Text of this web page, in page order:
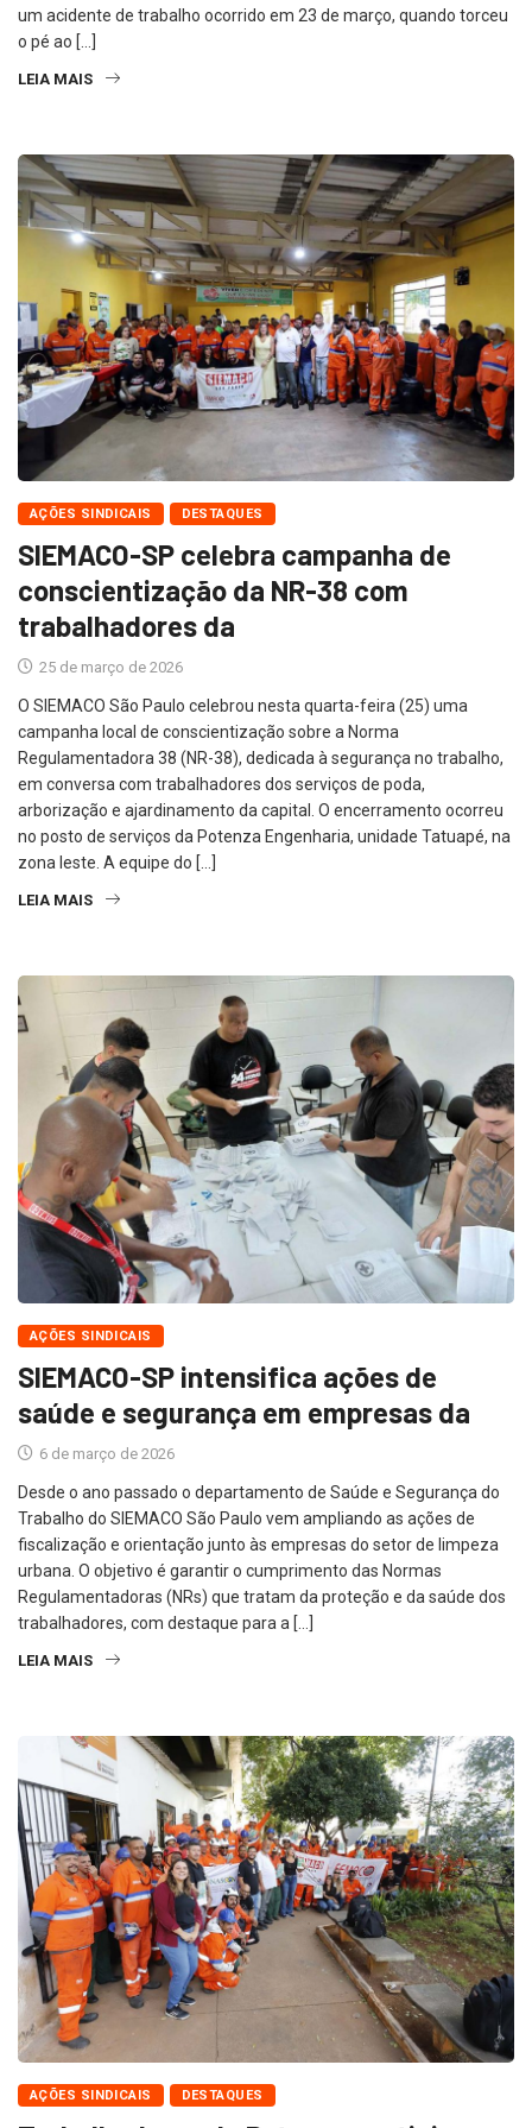
um acidente de trabalho ocorrido em 23 de março, quando torceu
o pé ao […]
LEIA MAIS
AÇÕES SINDICAIS DESTAQUES
SIEMACO-SP celebra campanha de
conscientização da NR-38 com
trabalhadores da
25 de março de 2026
O SIEMACO São Paulo celebrou nesta quarta-feira (25) uma
campanha local de conscientização sobre a Norma
Regulamentadora 38 (NR-38), dedicada à segurança no trabalho,
em conversa com trabalhadores dos serviços de poda,
arborização e ajardinamento da capital. O encerramento ocorreu
no posto de serviços da Potenza Engenharia, unidade Tatuapé, na
zona leste. A equipe do […]
LEIA MAIS
AÇÕES SINDICAIS
SIEMACO-SP intensifica ações de
saúde e segurança em empresas da
6 de março de 2026
Desde o ano passado o departamento de Saúde e Segurança do
Trabalho do SIEMACO São Paulo vem ampliando as ações de
fiscalização e orientação junto às empresas do setor de limpeza
urbana. O objetivo é garantir o cumprimento das Normas
Regulamentadoras (NRs) que tratam da proteção e da saúde dos
trabalhadores, com destaque para a […]
LEIA MAIS
AÇÕES SINDICAIS DESTAQUES